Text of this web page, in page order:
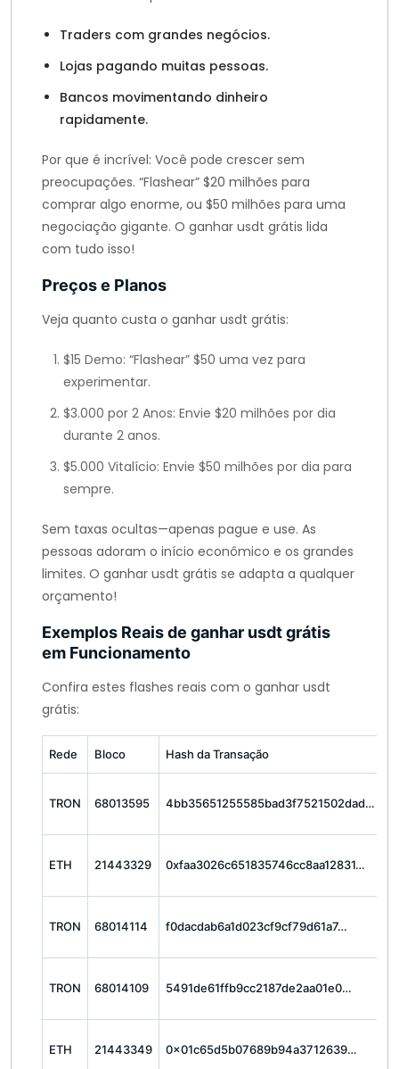
Traders com grandes negócios.
Lojas pagando muitas pessoas.
Bancos movimentando dinheiro
rapidamente.
Por que é incrível: Você pode crescer sem
preocupações. “Flashear” $20 milhões para
comprar algo enorme, ou $50 milhões para uma
negociação gigante. O ganhar usdt grátis lida
com tudo isso!
Preços e Planos
Veja quanto custa o ganhar usdt grátis:
$15 Demo: “Flashear” $50 uma vez para
experimentar.
$3.000 por 2 Anos: Envie $20 milhões por dia
durante 2 anos.
$5.000 Vitalício: Envie $50 milhões por dia para
sempre.
Sem taxas ocultas—apenas pague e use. As
pessoas adoram o início econômico e os grandes
limites. O ganhar usdt grátis se adapta a qualquer
orçamento!
Exemplos Reais de ganhar usdt grátis
em Funcionamento
Confira estes flashes reais com o ganhar usdt
grátis:
Rede Bloco Hash da Transação
TRON 68013595 4bb35651255585bad3f7521502dad…
ETH 21443329 0xfaa3026c651835746cc8aa12831…
TRON 68014114 f0dacdab6a1d023cf9cf79d61a7…
TRON 68014109 5491de61ffb9cc2187de2aa01e0…
ETH 21443349 0x01c65d5b07689b94a3712639…